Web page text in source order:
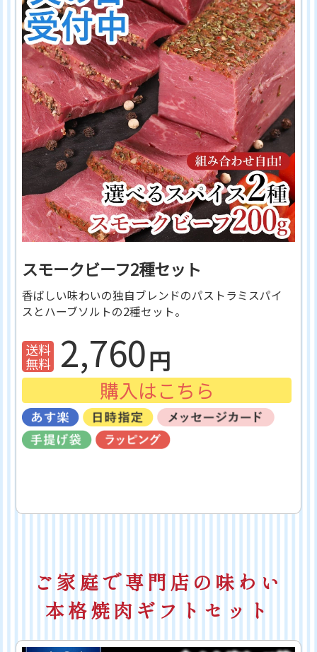
スモークビーフ2種セット
香ばしい味わいの独自ブレンドのパストラミスパイ
スとハーブソルトの2種セット。
2,760
購入はこちら
ご家庭で専門店の味わい
本格焼肉ギフトセット